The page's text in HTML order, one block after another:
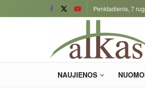
Penktadienis, 7
NAUJIENOS